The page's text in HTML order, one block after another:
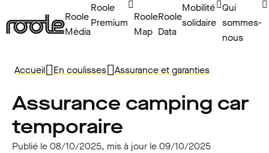
Roole
Média
Roole
Premium Roole
Map
Roole
Data
Mobilité
solidaire
Qui
sommes-
nous
Accueil En coulisses Assurance et garanties
Assurance camping car
temporaire
Publié le 08/10/2025, mis à jour le 09/10/2025